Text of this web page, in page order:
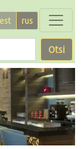
est rus
Otsi